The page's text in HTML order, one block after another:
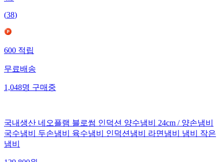
(38)
600적립
무료배송
1,048명구매중
국내생산 네오플램 블로썸 인덕션 양수냄비 24cm / 양손냄비
국수냄비 두손냄비 육수냄비 인덕션냄비 라면냄비 냄비 작은
냄비